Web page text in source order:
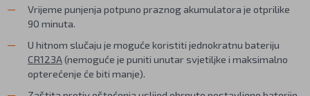
Vrijeme punjenja potpuno praznog akumulatora je otprilike
90 minuta.
U hitnom slučaju je moguće koristiti jednokratnu bateriju
CR123A(nemoguće je puniti unutar svjetiljke i maksimalno
opterećenje će biti manje).